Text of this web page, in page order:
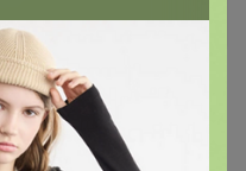
и полностью согласен
и правилами
в следующих